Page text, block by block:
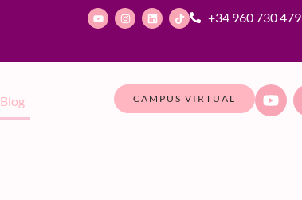
+34 960 730 479
Blog CAMPUS VIRTUAL